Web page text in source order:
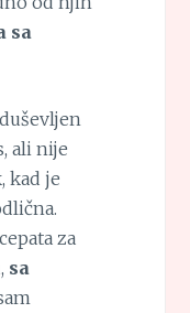
sa
ali nije
kad je
za
sa